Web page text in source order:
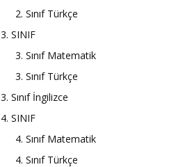
2. Sınıf Türkçe
3. SINIF
3. Sınıf Matematik
3. Sınıf Türkçe
3. Sınıf İngilizce
4. SINIF
4. Sınıf Matematik
4. Sınıf Türkçe